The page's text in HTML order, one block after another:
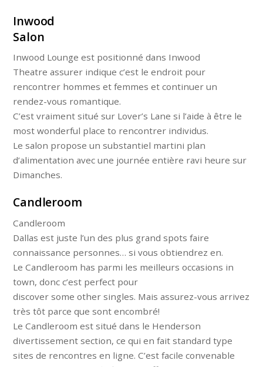
Inwood
Salon
Inwood Lounge est positionné dans Inwood
Theatre assurer indique c’est le endroit pour
rencontrer hommes et femmes et continuer un
rendez-vous romantique.
C’est vraiment situé sur Lover’s Lane si l’aide à être le
most wonderful place to rencontrer individus.
Le salon propose un substantiel martini plan
d’alimentation avec une journée entière ravi heure sur
Dimanches.
Candleroom
Candleroom
Dallas est juste l’un des plus grand spots faire
connaissance personnes… si vous obtiendrez en.
Le Candleroom has parmi les meilleurs occasions in
town, donc c’est perfect pour
discover some other singles. Mais assurez-vous arrivez
très tôt parce que sont encombré!
Le Candleroom est situé dans le Henderson
divertissement section, ce qui en fait standard type
sites de rencontres en ligne. C’est facile convenable